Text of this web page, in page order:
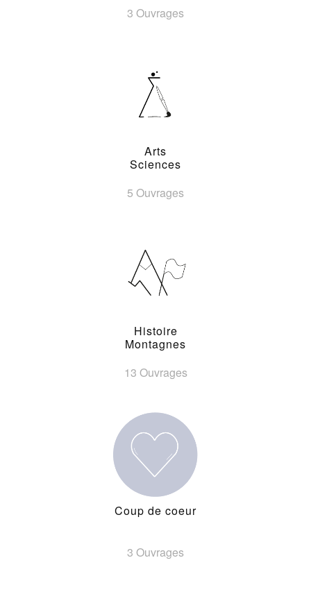
3 Ouvrages
Arts
Sciences
5 Ouvrages
Histoire
Montagnes
13 Ouvrages
Coup de coeur
3 Ouvrages